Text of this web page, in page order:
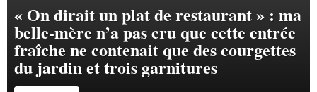
« On dirait un plat de restaurant » : ma
belle-mère n’a pas cru que cette entrée
fraîche ne contenait que des courgettes
du jardin et trois garnitures